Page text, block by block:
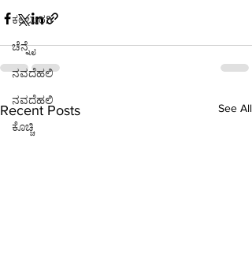
ಕಲಬುರಗಿ
ಚೆನ್ನೈ
ನವದೆಹಲಿ
ನವದೆಹಲಿ
ಕೊಚ್ಚಿ
Recent Posts See All